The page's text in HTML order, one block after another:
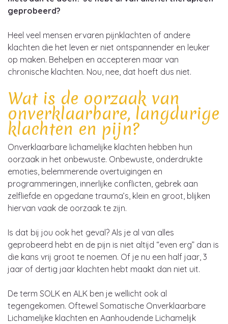
geprobeerd?
Heel veel mensen ervaren pijnklachten of andere
klachten die het leven er niet ontspannender en leuker
op maken. Behelpen en accepteren maar van
chronische klachten. Nou, nee, dat hoeft dus niet.
Wat is de oorzaak van
onverklaarbare, langdurige
klachten en pijn?
Onverklaarbare lichamelijke klachten hebben hun
oorzaak in het onbewuste. Onbewuste, onderdrukte
emoties, belemmerende overtuigingen en
programmeringen, innerlijke conflicten, gebrek aan
zelfliefde en opgedane trauma’s, klein en groot, blijken
hiervan vaak de oorzaak te zijn.
Is dat bij jou ook het geval? Als je al van alles
geprobeerd hebt en de pijn is niet altijd “even erg” dan is
die kans vrij groot te noemen. Of je nu een half jaar, 3
jaar of dertig jaar klachten hebt maakt dan niet uit.
De term SOLK en ALK ben je wellicht ook al
tegengekomen. Oftewel Somatische Onverklaarbare
Lichamelijke klachten en Aanhoudende Lichamelijk